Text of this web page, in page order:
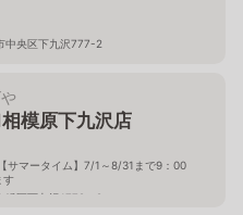
中央区下九沢777-2
模原下九沢店
サマータイム】7/1～8/31まで9：00
す
緑区下九沢1779－8